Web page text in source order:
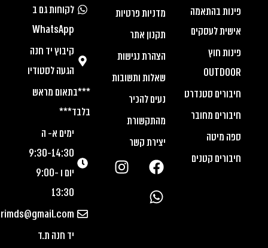
פינות בהתאמה
אישית לעסקים
פינות חוץ
OUTDOOR
חיבורים סטנדרט
חיבורים מחובר
ספה מיטה
חיבורים קטנים
מדניות פרטיות
תקנון אתר
הצהרת נגישות
שאלות ותשובות
נעים להכיר
מהתקשורת
יצירת קשר
לקוחות גם ב
WhatsApp
קיבוץ יד חנה
הגעה לסטודיו
***בתאום מראש
בלבד***
ימים א- ה
9:30-14:30
יום ו 9:00-
13:30
יד חנה ת.ד